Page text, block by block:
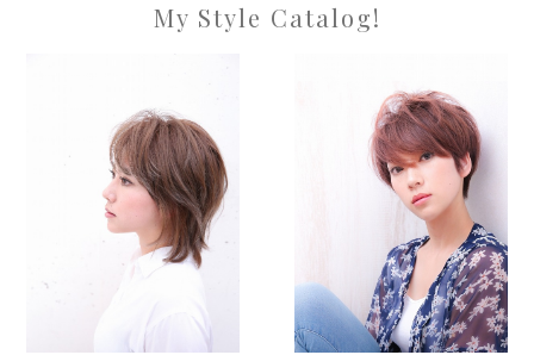
My Style Catalog!